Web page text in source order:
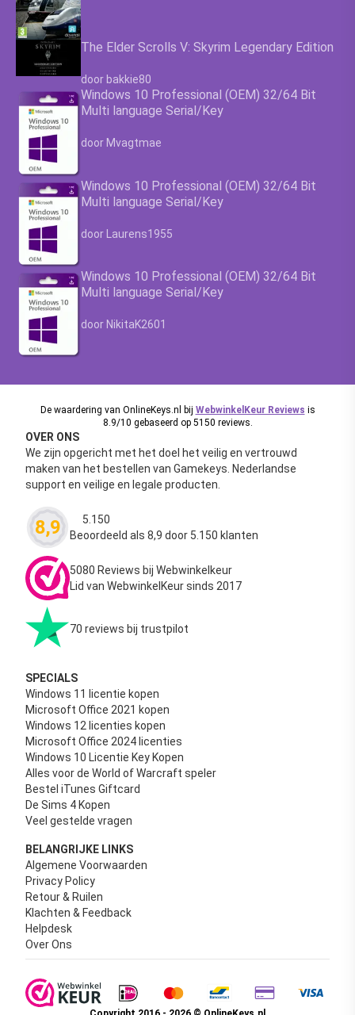
The Elder Scrolls V: Skyrim Legendary Edition
Waardering4.63
door bakkie80
Windows 10 Professional (OEM) 32/64 Bit
Multi language Serial/Key
Waardering4.63
door Mvagtmae
Windows 10 Professional (OEM) 32/64 Bit
Multi language Serial/Key
Waardering4.63uit 5
door Laurens1955
Windows 10 Professional (OEM) 32/64 Bit
Multi language Serial/Key
Waardering4.63
door NikitaK2601
De waardering van OnlineKeys.nl bij WebwinkelKeur Reviews is
8.9/10 gebaseerd op 5150 reviews.
OVER ONS
We zijn opgericht met het doel het veilig en vertrouwd
maken van het bestellen van Gamekeys. Nederlandse
support en veilige en legale producten.
8,9 Waardering
5.150
Beoordeeld als 8,9 door 5.150 klanten
5080 Reviews bij Webwinkelkeur
Lid van WebwinkelKeur sinds 2017
70 reviews bij trustpilot
SPECIALS
Windows 11 licentie kopen
Microsoft Office 2021 kopen
Windows 12 licenties kopen
Microsoft Office 2024 licenties
Windows 10 Licentie Key Kopen
Alles voor de World of Warcraft speler
Bestel iTunes Giftcard
De Sims 4 Kopen
Veel gestelde vragen
BELANGRIJKE LINKS
Algemene Voorwaarden
Privacy Policy
Retour & Ruilen
Klachten & Feedback
Helpdesk
Over Ons